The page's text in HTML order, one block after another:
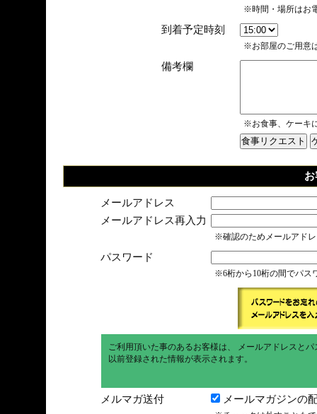
※時間・場所はお
到着予定時刻
※お部屋のご用意
備考欄
※お食事、ケーキ
メールアドレス
メールアドレス再入力
※確認のためメールアド
パスワード
※6桁から10桁の間でパス
ご利用頂いた事のあるお客様は、 メールアドレスと
以前登録された情報が表示されます。
メルマガ送付 メールマガジンの